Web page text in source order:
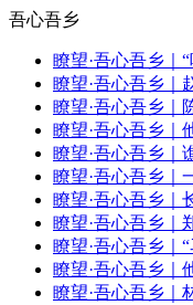
吾心吾乡
瞭望·吾心吾乡｜
瞭望·吾心吾乡｜
瞭望·吾心吾乡｜
瞭望·吾心吾乡｜
瞭望·吾心吾乡｜
瞭望·吾心吾乡｜
瞭望·吾心吾乡｜
瞭望·吾心吾乡｜
瞭望·吾心吾乡｜
瞭望·吾心吾乡｜
瞭望·吾心吾乡｜